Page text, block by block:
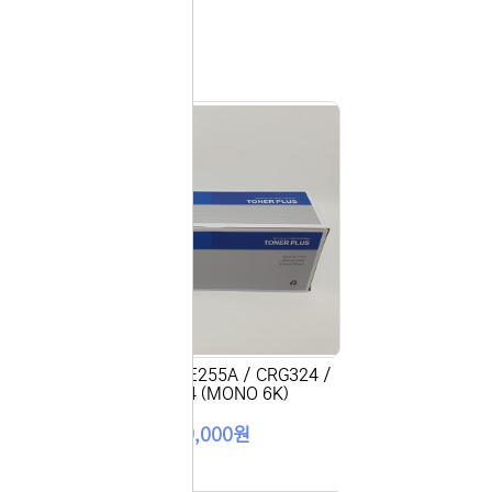
[토너플러스] CE255A / CRG324 /
CRG524 (MONO 6K)
19,000원